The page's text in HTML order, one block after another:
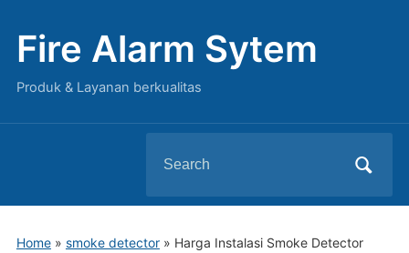
Fire Alarm Sytem
Produk & Layanan berkualitas
for:
Home» smoke detector» Harga Instalasi Smoke Detector